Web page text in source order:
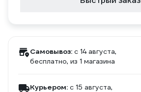
Самовывоз: c 14 августа,
бесплатно, из 1 магазина
Курьером: c 15 августа,